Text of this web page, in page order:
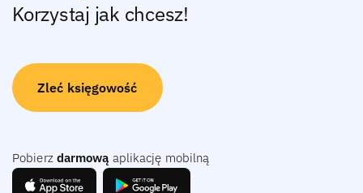
Korzystaj jak chcesz!
Zleć księgowość
Pobierz darmową aplikację mobilną